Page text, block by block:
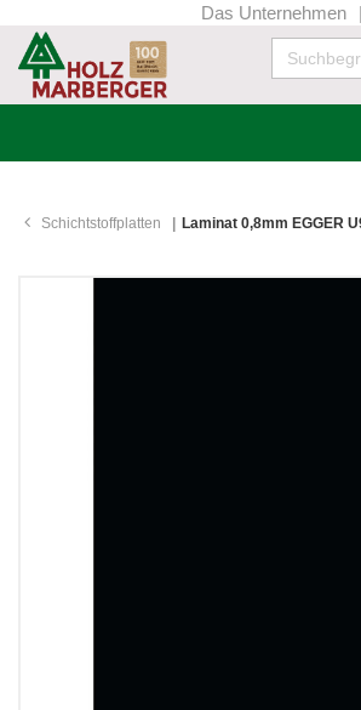
Das Unternehmen
Schichtstoffplatten Laminat 0,8mm EGGER